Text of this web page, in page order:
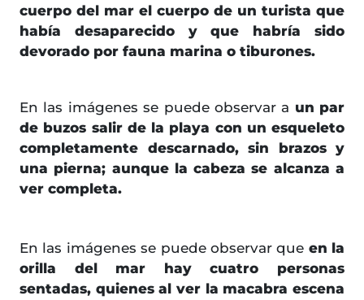
cuerpo del mar el cuerpo de un turista que
había desaparecido y que habría sido
devorado por fauna marina o tiburones.
En las imágenes se puede observar a un par
de buzos salir de la playa con un esqueleto
completamente descarnado, sin brazos y
una pierna; aunque la cabeza se alcanza a
ver completa.
En las imágenes se puede observar que en la
orilla del mar hay cuatro personas
sentadas, quienes al ver la macabra escena